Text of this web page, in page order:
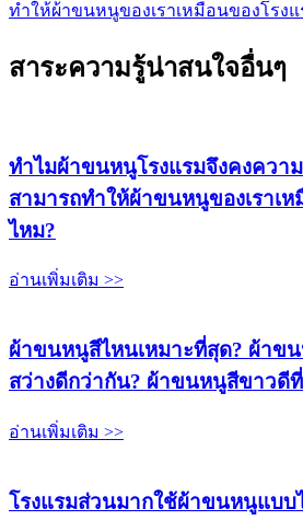
ทำให้ผ้าขนหนูของเราเหมือนของโรง
สาระความรู้น่าสนใจอื่นๆ
ทำไมผ้าขนหนูโรงแรมจึงคงควา
สามารถทำให้ผ้าขนหนูของเราเห
ไหม?
อ่านเพิ่มเติม >>
ผ้าขนหนูสีไหนเหมาะที่สุด? ผ้าข
สว่างดีกว่ากัน? ผ้าขนหนูสีขาวดีที่
อ่านเพิ่มเติม >>
โรงแรมส่วนมากใช้ผ้าขนหนูแบบ